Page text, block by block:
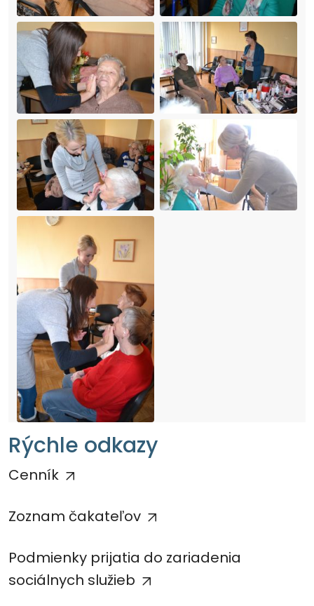
Rýchle odkazy
Cenník
Zoznam čakateľov
Podmienky prijatia do zariadenia
sociálnych služieb